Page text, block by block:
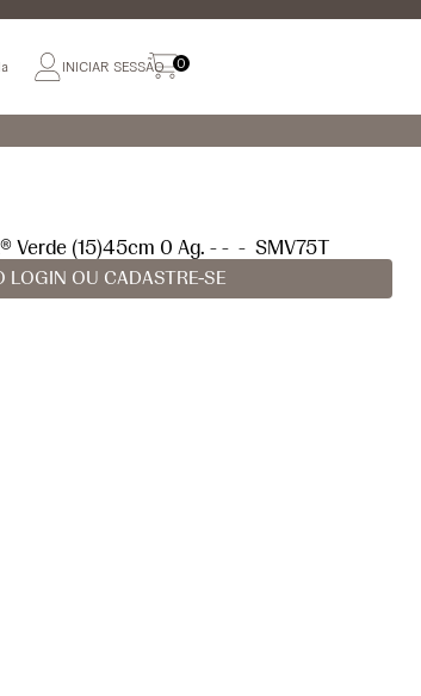
INICIAR SESSÃO 0
Verde (15)45cm 0 Ag. - - - SMV75T
LOGIN OU CADASTRE-SE